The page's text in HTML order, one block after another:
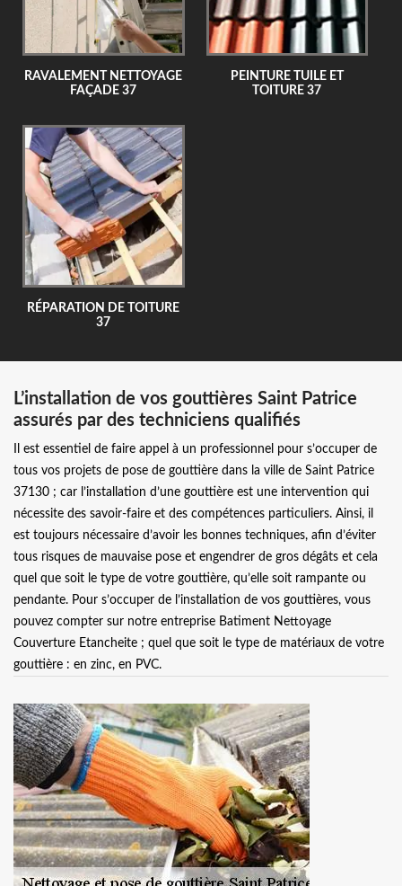
RAVALEMENT NETTOYAGE
FAÇADE 37
PEINTURE TUILE ET
TOITURE 37
RÉPARATION DE TOITURE
37
L’installation de vos gouttières Saint Patrice
assurés par des techniciens qualifiés
Il est essentiel de faire appel à un professionnel pour s’occuper de
tous vos projets de pose de gouttière dans la ville de Saint Patrice
37130 ; car l’installation d’une gouttière est une intervention qui
nécessite des savoir-faire et des compétences particuliers. Ainsi, il
est toujours nécessaire d’avoir les bonnes techniques, afin d’éviter
tous risques de mauvaise pose et engendrer de gros dégâts et cela
quel que soit le type de votre gouttière, qu’elle soit rampante ou
pendante. Pour s’occuper de l’installation de vos gouttières, vous
pouvez compter sur notre entreprise Batiment Nettoyage
Couverture Etancheite ; quel que soit le type de matériaux de votre
gouttière : en zinc, en PVC.